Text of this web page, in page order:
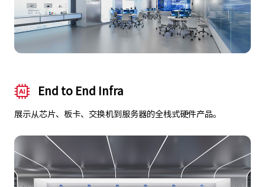
End to End Infra
展示从芯片、板卡、交换机到服务器的全栈式硬件产品。